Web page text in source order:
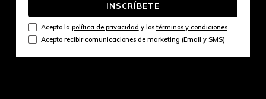
INSCRÍBETE
Acepto la política de privacidad y lostérminos y condiciones
Acepto recibir comunicaciones de marketing (Email y SMS)